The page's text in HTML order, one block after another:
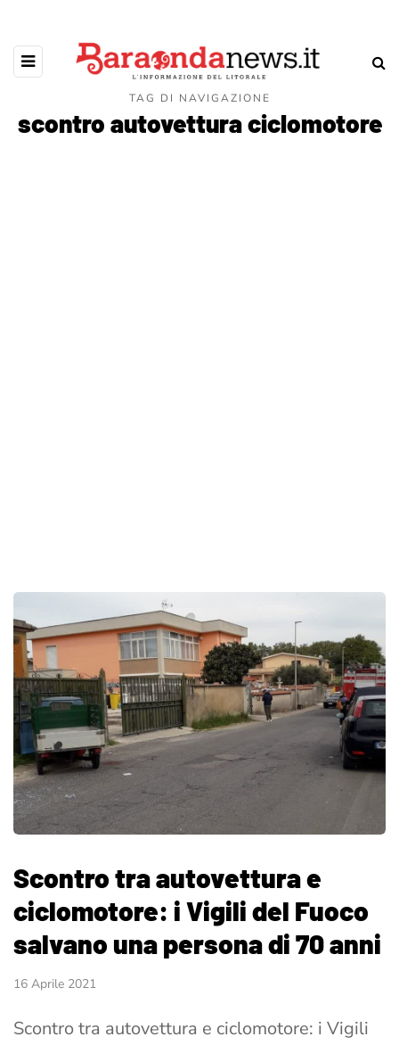
TAG DI NAVIGAZIONE
scontro autovettura ciclomotore
Scontro tra autovettura e
ciclomotore: i Vigili del Fuoco
salvano una persona di 70 anni
16 Aprile 2021
Scontro tra autovettura e ciclomotore: i Vigili